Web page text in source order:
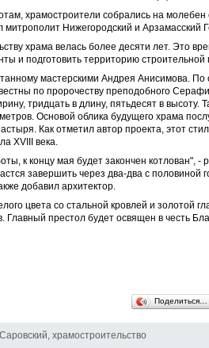
храмостроители собрались на молебен
Нижегородский и Арзамасский
храма велась более десяти лет. Это
и подготовить территорию строительной
мастерскими Андрея Анисимова. По
по пророчеству преподобного
тридцать в длину, пятьдесят в высоту.
Основой облика будущего храма
Как отметил автор проекта, этот
XVIII века.
к концу мая будет закончен котлован", -
завершить через два-два с половиной
добавил архитектор.
цвета со стальной кровлей и золотой
Главный престол будет освящен в честь
Поделиться…
храмостроительство